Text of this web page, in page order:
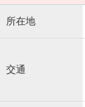
所在地
交通